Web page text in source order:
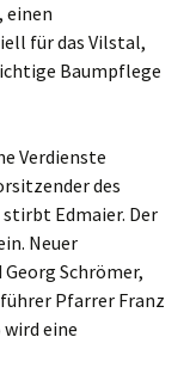
einen
für das Vilstal,
Baumpflege
Verdienste
des
stirbt Edmaier. Der
Neuer
Schrömer,
Pfarrer Franz
wird eine